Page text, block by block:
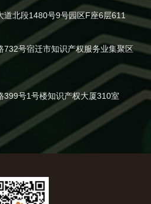
道北段1480号9号园区F座6层611
732号宿迁市知识产权服务业集聚区
399号1号楼知识产权大厦310室